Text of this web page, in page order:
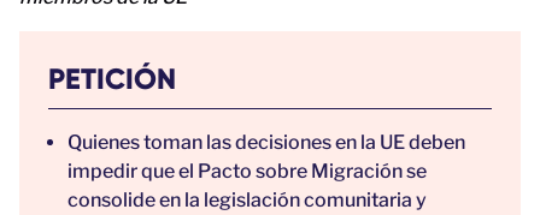
PETICIÓN
Quienes toman las decisiones en la UE deben
impedir que el Pacto sobre Migración se
consolide en la legislación comunitaria y